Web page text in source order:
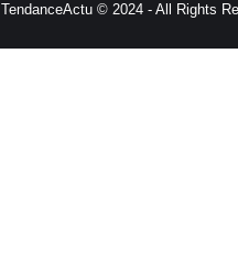
TendanceActu © 2024 - All Rights